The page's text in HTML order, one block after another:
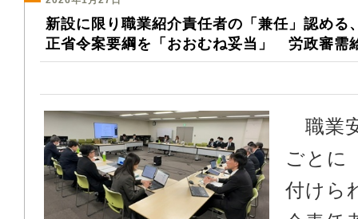
新設に限り職業紹介責任者の「兼任」認める
正省令案要綱を「おおむね妥当」 労政審需
職業
ごとに
付けら